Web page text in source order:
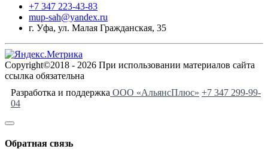
+7 347 223-43-83
mup-sah@yandex.ru
г. Уфа, ул. Малая Гражданская, 35
Copyright©2018 - 2026 При использовании материалов сайта
ссылка обязательна
Разработка и поддержка ООО «АльянсПлюс» +7 347 299-99-
04
Обратная связь